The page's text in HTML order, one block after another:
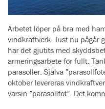
Arbetet löper på bra med
vindkraftverk. Just nu pågår
har det gjutits med
armeringsarbete för fullt.
parasoller. Själva
oktober levereras
varsin ”parasollfot”. Det